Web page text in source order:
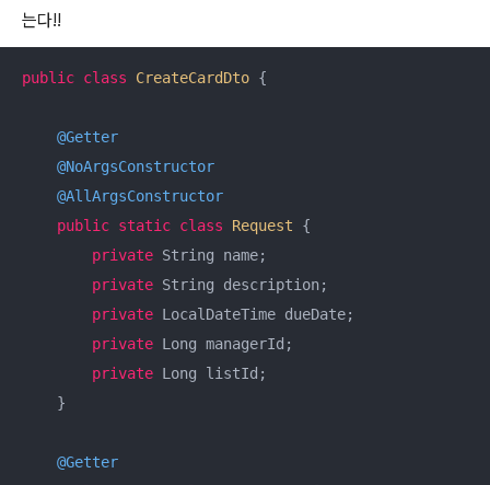
는다!!
public class CreateCardDto {
@Getter
@NoArgsConstructor
@AllArgsConstructor
public static class Request
{
private String name;
private String description;
private LocalDateTime dueDate;
private Long managerId;
private Long listId;
    }
@Getter